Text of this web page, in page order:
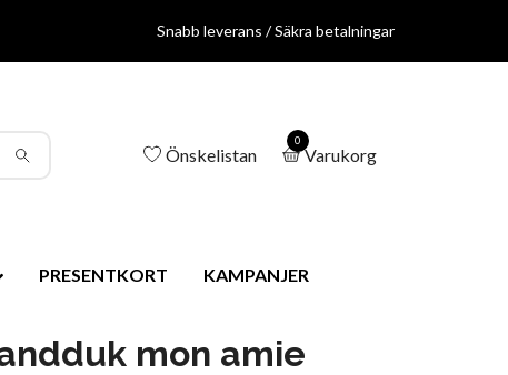
Snabb leverans / Säkra betalningar
Önskelistan
0
Varukorg
PRESENTKORT KAMPANJER
mon amie